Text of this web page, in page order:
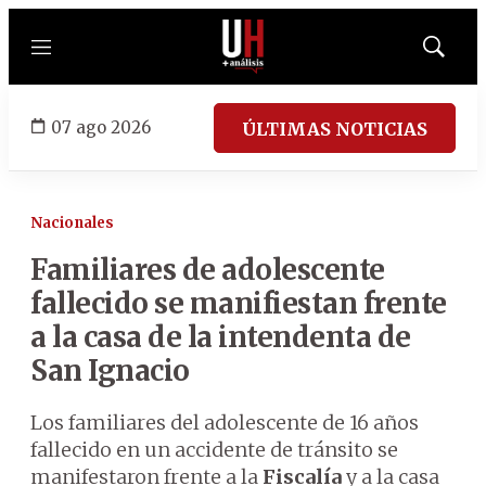
Menú
Mostrar
07 ago 2026 ÚLTIMAS NOTICIAS
Nacionales
Familiares de adolescente
fallecido se manifiestan frente
a la casa de la intendenta de
San Ignacio
Los familiares del adolescente de 16 años
fallecido en un accidente de tránsito se
manifestaron frente a la Fiscalíay a la casa